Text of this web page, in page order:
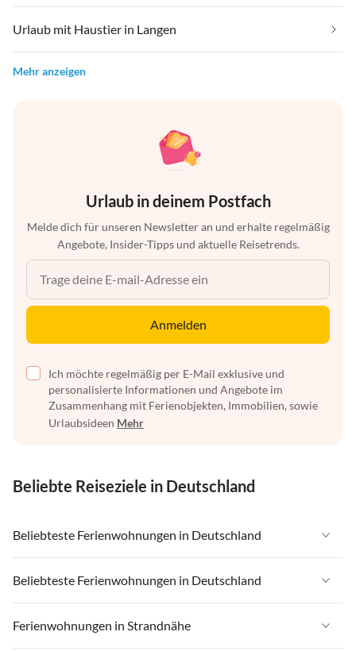
Urlaub mit Haustier in Langen
Mehr anzeigen
Urlaub in deinem Postfach
Melde dich für unseren Newsletter an und erhalte regelmäßig
Angebote, Insider-Tipps und aktuelle Reisetrends.
Anmelden
Ich möchte regelmäßig per E-Mail exklusive und
personalisierte Informationen und Angebote im
Zusammenhang mit Ferienobjekten, Immobilien, sowie
Urlaubsideen Mehr
Beliebte Reiseziele in Deutschland
Beliebteste Ferienwohnungen in Deutschland
Ferienwohnungen in Deutschland
Ferienwohnungen in Ostsee
Ferienwohnungen in Nordsee
Beliebteste Ferienwohnungen in Deutschland
Ferienwohnungen in Deutschland
Ferienwohnungen in Strandnähe